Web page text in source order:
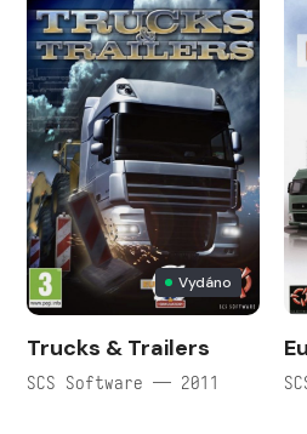
Vydáno
Trucks & Trailers
SCS Software — 2011